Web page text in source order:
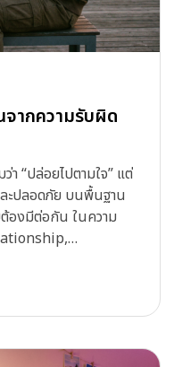
จากความรับผิด
“ปล่อยไปตามใจ” แต่
ะปลอดภัย บนพื้นฐาน
องมีต่อกัน ในความ